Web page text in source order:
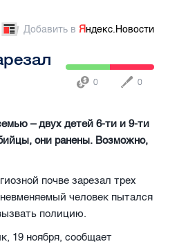
Добавить в Яндекс.Новости
0 0
– двух детей 6-ти и 9-ти
они ранены. Возможно,
почве зарезал трех
человек пытался
полицию.
19 ноября, сообщает